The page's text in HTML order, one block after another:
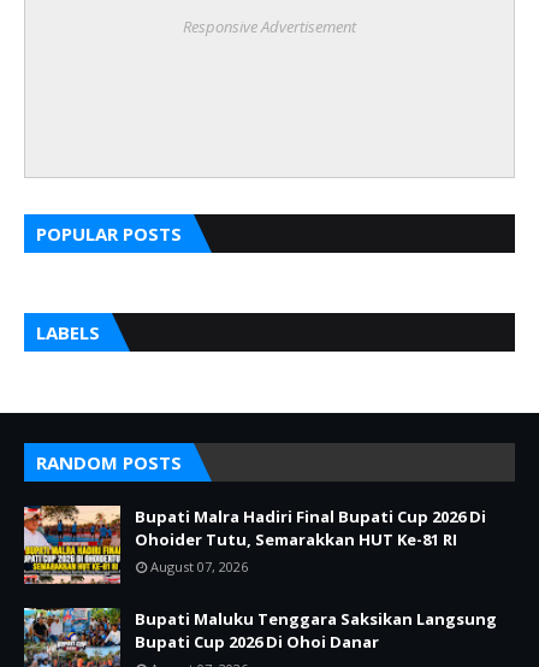
Responsive Advertisement
POPULAR POSTS
LABELS
RANDOM POSTS
Bupati Malra Hadiri Final Bupati Cup 2026 Di
Ohoider Tutu, Semarakkan HUT Ke-81 RI
August 07, 2026
Bupati Maluku Tenggara Saksikan Langsung
Bupati Cup 2026 Di Ohoi Danar